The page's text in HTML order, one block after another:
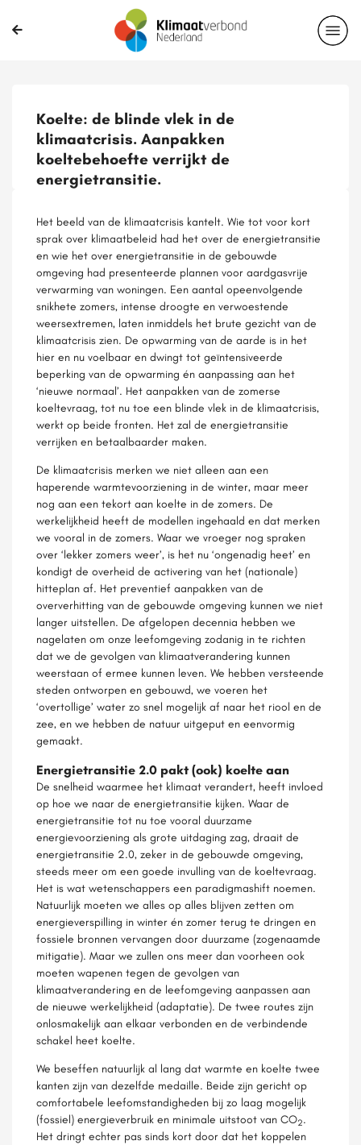
Koelte: de blinde vlek in de
klimaatcrisis. Aanpakken
koeltebehoefte verrijkt de
energietransitie.
Het beeld van de klimaatcrisis kantelt. Wie tot voor kort
sprak over klimaatbeleid had het over de energietransitie
en wie het over energietransitie in de gebouwde
omgeving had presenteerde plannen voor aardgasvrije
verwarming van woningen. Een aantal opeenvolgende
snikhete zomers, intense droogte en verwoestende
weersextremen, laten inmiddels het brute gezicht van de
klimaatcrisis zien. De opwarming van de aarde is in het
hier en nu voelbaar en dwingt tot geïntensiveerde
beperking van de opwarming én aanpassing aan het
‘nieuwe normaal’. Het aanpakken van de zomerse
koeltevraag, tot nu toe een blinde vlek in de klimaatcrisis,
werkt op beide fronten. Het zal de energietransitie
verrijken en betaalbaarder maken.
De klimaatcrisis merken we niet alleen aan een
haperende warmtevoorziening in de winter, maar meer
nog aan een tekort aan koelte in de zomers. De
werkelijkheid heeft de modellen ingehaald en dat merken
we vooral in de zomers. Waar we vroeger nog spraken
over ‘lekker zomers weer’, is het nu ‘ongenadig heet’ en
kondigt de overheid de activering van het (nationale)
hitteplan af. Het preventief aanpakken van de
oververhitting van de gebouwde omgeving kunnen we niet
langer uitstellen. De afgelopen decennia hebben we
nagelaten om onze leefomgeving zodanig in te richten
dat we de gevolgen van klimaatverandering kunnen
weerstaan of ermee kunnen leven. We hebben versteende
steden ontworpen en gebouwd, we voeren het
‘overtollige’ water zo snel mogelijk af naar het riool en de
zee, en we hebben de natuur uitgeput en eenvormig
gemaakt.
Energietransitie 2.0 pakt (ook) koelte aan
De snelheid waarmee het klimaat verandert, heeft invloed
op hoe we naar de energietransitie kijken. Waar de
energietransitie tot nu toe vooral duurzame
energievoorziening als grote uitdaging zag, draait de
energietransitie 2.0, zeker in de gebouwde omgeving,
steeds meer om een goede invulling van de koeltevraag.
Het is wat wetenschappers een paradigmashift noemen.
Natuurlijk moeten we alles op alles blijven zetten om
energieverspilling in winter én zomer terug te dringen en
fossiele bronnen vervangen door duurzame (zogenaamde
mitigatie). Maar we zullen ons meer dan voorheen ook
moeten wapenen tegen de gevolgen van
klimaatverandering en de leefomgeving aanpassen aan
de nieuwe werkelijkheid (adaptatie). De twee routes zijn
onlosmakelijk aan elkaar verbonden en de verbindende
schakel heet koelte.
We beseffen natuurlijk al lang dat warmte en koelte twee
kanten zijn van dezelfde medaille. Beide zijn gericht op
comfortabele leefomstandigheden bij zo laag mogelijk
(fossiel) energieverbruik en minimale uitstoot van CO2.
Het dringt echter pas sinds kort door dat het koppelen